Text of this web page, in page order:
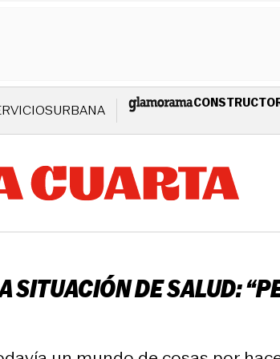
URBANA
SITUACIÓN DE SALUD: